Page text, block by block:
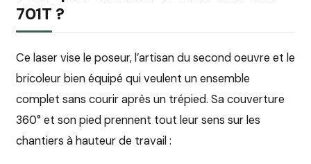
701T ?
Ce laser vise le poseur, l’artisan du second oeuvre et le
bricoleur bien équipé qui veulent un ensemble
complet sans courir après un trépied. Sa couverture
360° et son pied prennent tout leur sens sur les
chantiers à hauteur de travail :